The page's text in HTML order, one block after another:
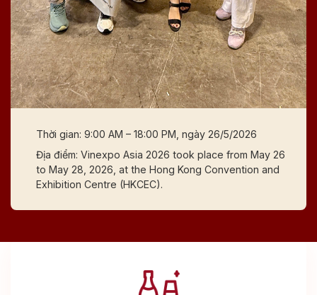
Thời gian: 9:00 AM – 18:00 PM, ngày 26/5/2026
Địa điểm: Vinexpo Asia 2026 took place from May 26
to May 28, 2026, at the Hong Kong Convention and
Exhibition Centre (HKCEC).